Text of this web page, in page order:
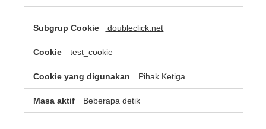
doubleclick.net
test_cookie
Pihak Ketiga
Beberapa detik